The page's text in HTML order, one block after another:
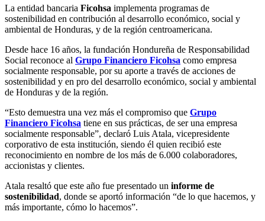
La entidad bancaria Ficohsa implementa programas de
sostenibilidad en contribución al desarrollo económico, social y
ambiental de Honduras, y de la región centroamericana.
Desde hace 16 años, la fundación Hondureña de Responsabilidad
Social reconoce al Grupo Financiero Ficohsa como empresa
socialmente responsable, por su aporte a través de acciones de
sostenibilidad y en pro del desarrollo económico, social y ambiental
de Honduras y de la región.
“Esto demuestra una vez más el compromiso que Grupo
Financiero Ficohsa tiene en sus prácticas, de ser una empresa
socialmente responsable”, declaró Luis Atala, vicepresidente
corporativo de esta institución, siendo él quien recibió este
reconocimiento en nombre de los más de 6.000 colaboradores,
accionistas y clientes.
Atala resaltó que este año fue presentado un informe de
sostenibilidad, donde se aportó información “de lo que hacemos, y
más importante, cómo lo hacemos”.